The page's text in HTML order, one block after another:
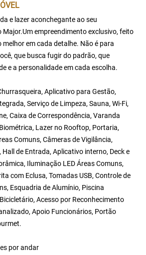
e lazer aconchegante ao seu
Major.Um empreendimento exclusivo, feito
melhor em cada detalhe. Não é para
que busca fugir do padrão, que
e a personalidade em cada escolha.
Aplicativo para Gestão,
Serviço de Limpeza, Sauna, Wi-Fi,
Caixa de Correspondência, Varanda
Lazer no Rooftop, Portaria,
Comuns, Câmeras de Vigilância,
de Entrada, Aplicativo interno, Deck e
Iluminação LED Áreas Comuns,
com Eclusa, Tomadas USB, Controle de
Esquadria de Alumínio, Piscina
Acesso por Reconhecimento
Apoio Funcionários, Portão
por andar